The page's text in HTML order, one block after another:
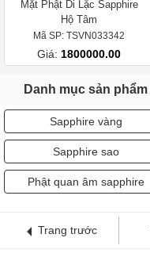
Mặt Phật Di Lặc Sapphire
Hộ Tâm
Mã SP: TSVN033342
Giá: 1800000.00
Danh mục sản phẩm
Sapphire vàng
Sapphire sao
Phật quan âm sapphire
Trang trước